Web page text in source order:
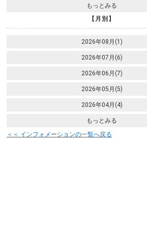
もっとみる
【月別】
2026年08月(1)
2026年07月(6)
2026年06月(7)
2026年05月(5)
2026年04月(4)
もっとみる
＜＜ インフォメーションの一覧へ戻る